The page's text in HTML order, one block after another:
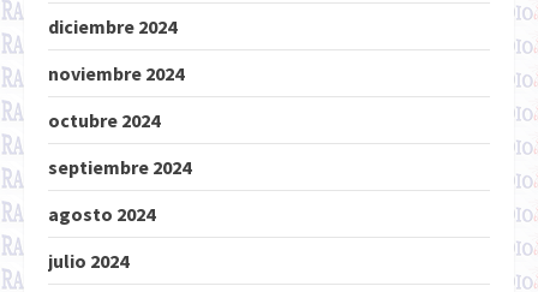
diciembre 2024
noviembre 2024
octubre 2024
septiembre 2024
agosto 2024
julio 2024